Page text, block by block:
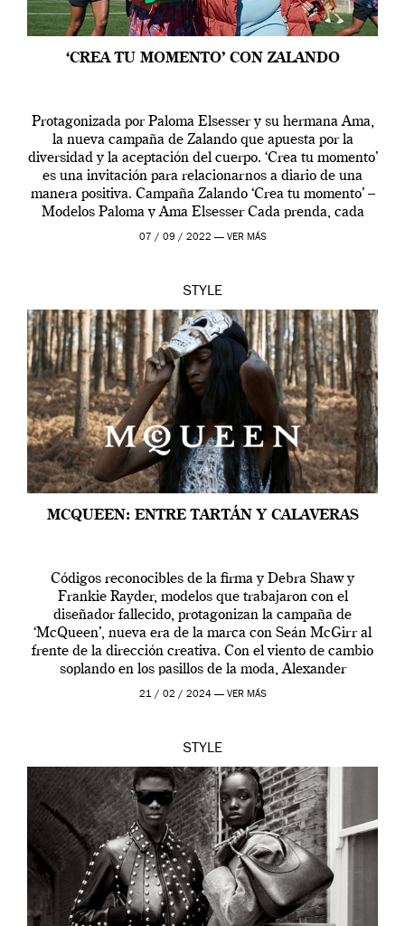
‘CREA TU MOMENTO’ CON ZALANDO
Protagonizada por Paloma Elsesser y su hermana Ama,
la nueva campaña de Zalando que apuesta por la
diversidad y la aceptación del cuerpo. ‘Crea tu momento’
es una invitación para relacionarnos a diario de una
manera positiva. Campaña Zalando ‘Crea tu momento’ –
Modelos Paloma y Ama Elsesser Cada prenda, cada
outfit, cada momento, caracteriza […]
07 / 09 / 2022 — VER MÁS
STYLE
MCQUEEN: ENTRE TARTÁN Y CALAVERAS
Códigos reconocibles de la firma y Debra Shaw y
Frankie Rayder, modelos que trabajaron con el
diseñador fallecido, protagonizan la campaña de
‘McQueen’, nueva era de la marca con Seán McGirr al
frente de la dirección creativa. Con el viento de cambio
soplando en los pasillos de la moda, Alexander
McQueen se prepara para una […]
21 / 02 / 2024 — VER MÁS
STYLE